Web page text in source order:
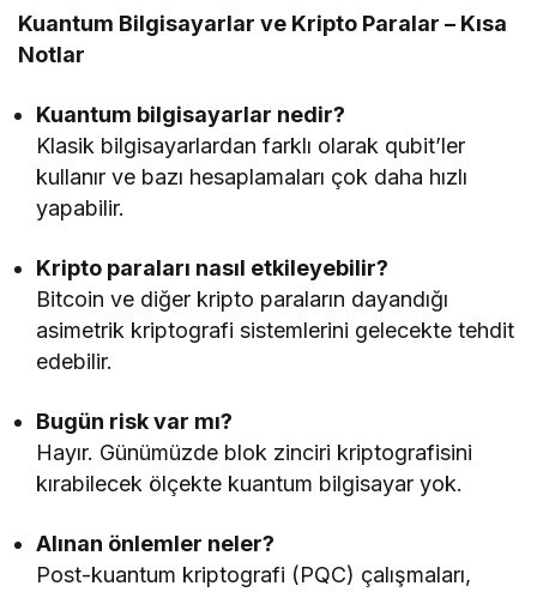
Kuantum Bilgisayarlar ve Kripto Paralar – Kısa
Notlar
Kuantum bilgisayarlar nedir?
Klasik bilgisayarlardan farklı olarak qubit’ler
kullanır ve bazı hesaplamaları çok daha hızlı
yapabilir.
Kripto paraları nasıl etkileyebilir?
Bitcoin ve diğer kripto paraların dayandığı
asimetrik kriptografi sistemlerini gelecekte tehdit
edebilir.
Bugün risk var mı?
Hayır. Günümüzde blok zinciri kriptografisini
kırabilecek ölçekte kuantum bilgisayar yok.
Alınan önlemler neler?
Post-kuantum kriptografi (PQC) çalışmaları,